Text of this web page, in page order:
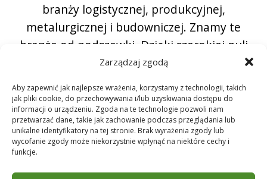
Zarządzaj zgodą
Aby zapewnić jak najlepsze wrażenia, korzystamy z technologii, takich
jak pliki cookie, do przechowywania i/lub uzyskiwania dostępu do
informacji o urządzeniu. Zgoda na te technologie pozwoli nam
przetwarzać dane, takie jak zachowanie podczas przeglądania lub
unikalne identyfikatory na tej stronie. Brak wyrażenia zgody lub
wycofanie zgody może niekorzystnie wpłynąć na niektóre cechy i
funkcje.
branży logistycznej, produkcyjnej,
metalurgicznej i budowniczej. Znamy te
branże od podszewki. Dzięki szerokiej puli
zróżnicowanego personelu jesteśmy w
stanie skalować w górę i w dół w zależności
od potrzeb.